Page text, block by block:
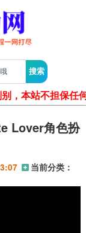
别，本站不担保
Lover角色扮
当前分类：